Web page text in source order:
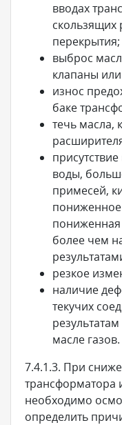
вводах
скользящих
перекрытия;
выброс
клапаны или
износ
баке
течь масла,
воды,
примесей,
более чем
резкое
наличие
текучих
масле газов.
7.4.1.3. При
трансформатора
необходимо
определить